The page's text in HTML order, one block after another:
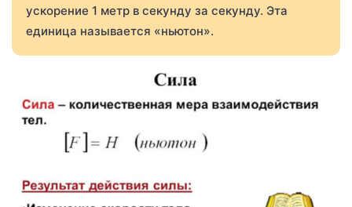
ускорение 1 метр в секунду за секунду. Эта
единица называется «ньютон».